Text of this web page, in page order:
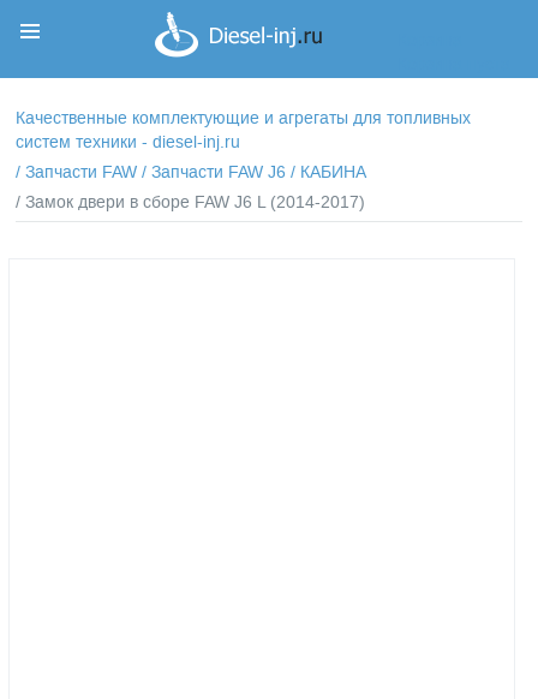
Качественные комплектующие и агрегаты для топливных
систем техники - diesel-inj.ru
/Запчасти FAW /Запчасти FAW J6 / КАБИНА
/ Замок двери в сборе FAW J6 L (2014-2017)